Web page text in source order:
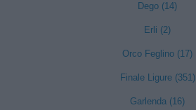
Dego (14)
Erli (2)
Orco Feglino (17)
Finale Ligure (351)
Garlenda (16)